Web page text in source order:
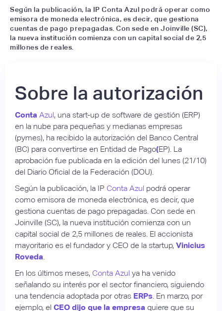
Según la publicación, la IP Conta Azul podrá operar como
emisora de moneda electrónica, es decir, que gestiona
cuentas de pago prepagadas. Con sede en Joinville (SC),
la nueva institución comienza con un capital social de 2,5
millones de reales.
Sobre la autorización
Conta Azul, una start-up de software de gestión (ERP)
en la nube para pequeñas y medianas empresas
(pymes), ha recibido la autorización del Banco Central
(BC) para convertirse en Entidad de Pago(EP). La
aprobación fue publicada en la edición del lunes (21/10)
del Diario Oficial de la Federación (DOU).
Según la publicación, la IP Conta Azul podrá operar
como emisora de moneda electrónica, es decir, que
gestiona cuentas de pago prepagadas. Con sede en
Joinville (SC), la nueva institución comienza con un
capital social de 2,5 millones de reales. El accionista
mayoritario es el fundador y CEO de la startup, Vinicius
Roveda
En los últimos meses, Conta Azul ya ha venido
señalando su interés por el sector financiero, siguiendo
una tendencia adoptada por otras ERPs . En marzo, por
ejemplo, el CEO dijo que la empresa quiere que su